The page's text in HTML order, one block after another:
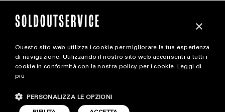
magazine
STYLE
×
Questo sito web utilizza i cookie per migliorare la tua esperienza
di navigazione. Utilizzando il nostro sito web acconsenti a tutti i
cookie in conformità con la nostra policy per i cookie. Leggi di
più
PERSONALIZZA LE OPZIONI